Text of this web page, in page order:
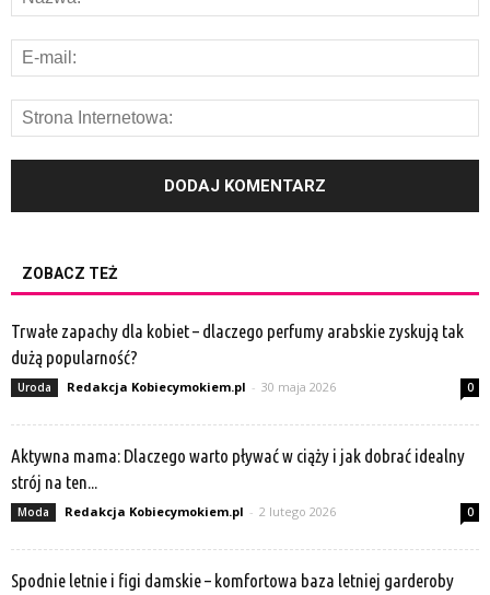
ZOBACZ TEŻ
Trwałe zapachy dla kobiet – dlaczego perfumy arabskie zyskują tak
dużą popularność?
Uroda Redakcja Kobiecymokiem.pl - 30 maja 2026 0
Aktywna mama: Dlaczego warto pływać w ciąży i jak dobrać idealny
strój na ten...
Moda Redakcja Kobiecymokiem.pl - 2 lutego 2026 0
Spodnie letnie i figi damskie – komfortowa baza letniej garderoby